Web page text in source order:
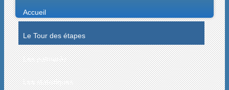
Accueil
Le Tour des étapes
Les palmarès
Les statistiques